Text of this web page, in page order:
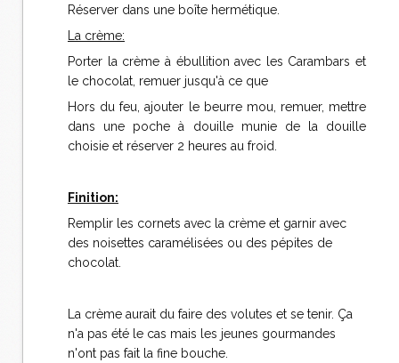
Réserver dans une boîte hermétique.
La crème:
Porter la crème à ébullition avec les Carambars et
le chocolat, remuer jusqu'à ce que
Hors du feu, ajouter le beurre mou, remuer, mettre
dans une poche à douille munie de la douille
choisie et réserver 2 heures au froid.
Finition:
Remplir les cornets avec la crème et garnir avec
des noisettes caramélisées ou des pépites de
chocolat.
La crème aurait du faire des volutes et se tenir. Ça
n'a pas été le cas mais les jeunes gourmandes
n'ont pas fait la fine bouche.